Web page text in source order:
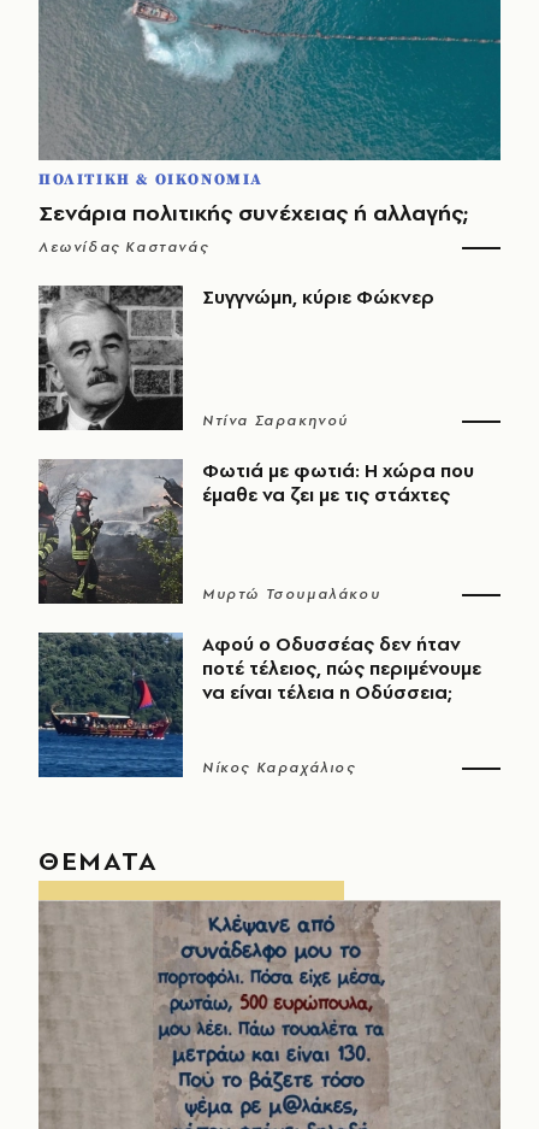
ΠΟΛΙΤΙΚΗ & ΟΙΚΟΝΟΜΙΑ
Σενάρια πολιτικής συνέχειας ή αλλαγής;
Λεωνίδας Καστανάς
Συγγνώμη, κύριε Φώκνερ
Ντίνα Σαρακηνού
Φωτιά με φωτιά: Η χώρα που
έμαθε να ζει με τις στάχτες
Μυρτώ Τσουμαλάκου
Αφού ο Οδυσσέας δεν ήταν
ποτέ τέλειος, πώς περιμένουμε
να είναι τέλεια η Οδύσσεια;
Νίκος Καραχάλιος
ΘΕΜΑΤΑ